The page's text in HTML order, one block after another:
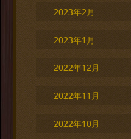
2023年2月
2023年1月
2022年12月
2022年11月
2022年10月